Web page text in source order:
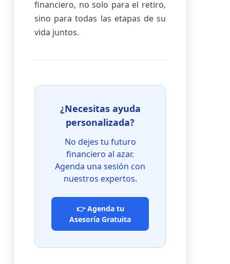
financiero, no solo para el retiro,
sino para todas las etapas de su
vida juntos.
¿Necesitas ayuda
personalizada?
No dejes tu futuro
financiero al azar.
Agenda una sesión con
nuestros expertos.
👉 Agenda tu
Asesoría Gratuita